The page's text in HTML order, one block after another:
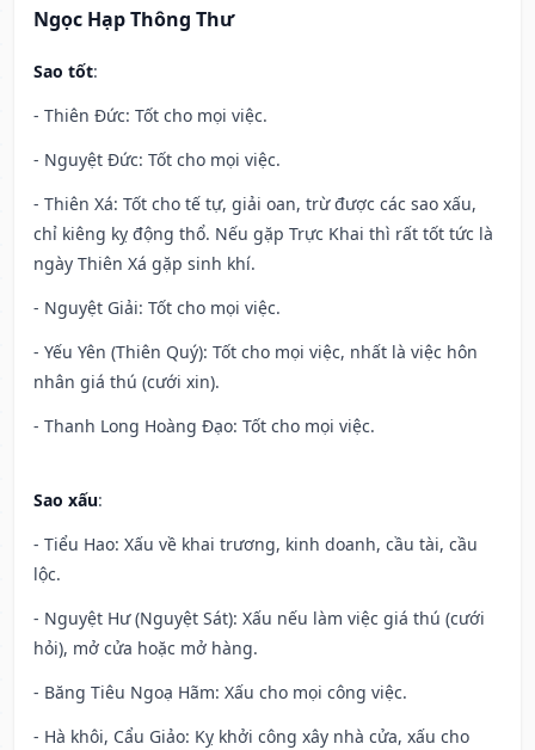
Ngọc Hạp Thông Thư
Sao tốt:
- Thiên Đức: Tốt cho mọi việc.
- Nguyệt Đức: Tốt cho mọi việc.
- Thiên Xá: Tốt cho tế tự, giải oan, trừ được các sao xấu,
chỉ kiêng kỵ động thổ. Nếu gặp Trực Khai thì rất tốt tức là
ngày Thiên Xá gặp sinh khí.
- Nguyệt Giải: Tốt cho mọi việc.
- Yếu Yên (Thiên Quý): Tốt cho mọi việc, nhất là việc hôn
nhân giá thú (cưới xin).
- Thanh Long Hoàng Đạo: Tốt cho mọi việc.
Sao xấu:
- Tiểu Hao: Xấu về khai trương, kinh doanh, cầu tài, cầu
lộc.
- Nguyệt Hư (Nguyệt Sát): Xấu nếu làm việc giá thú (cưới
hỏi), mở cửa hoặc mở hàng.
- Băng Tiêu Ngoạ Hãm: Xấu cho mọi công việc.
- Hà khôi, Cẩu Giảo: Kỵ khởi công xây nhà cửa, xấu cho